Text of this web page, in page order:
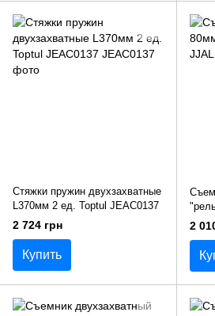
Стяжки пружин двухзахватные
L370мм 2 ед. Toptul JEAC0137
2 724 грн
Купить
2